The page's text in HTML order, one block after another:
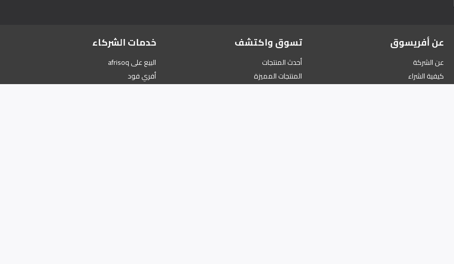
عن أفريسوق
عن الشركة
كيفية الشراء
تسوق واكتشف
أحدث المنتجات
المنتجات المميزة
خدمات الشركاء
البيع على afrisoq
أفري فود